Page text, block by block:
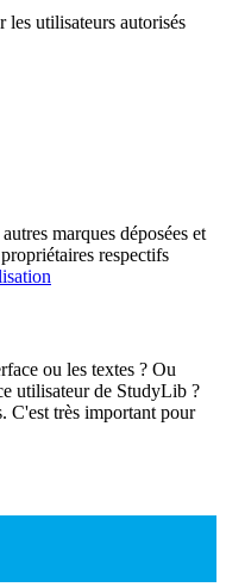
utilisateurs autorisés
marques déposées et
respectifs
ou les textes ? Ou
utilisateur de StudyLib ?
C'est très important pour